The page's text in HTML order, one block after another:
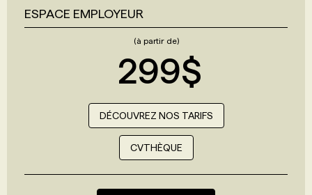
ESPACE EMPLOYEUR
(à partir de)
299$
DÉCOUVREZ NOS TARIFS
CVTHÈQUE